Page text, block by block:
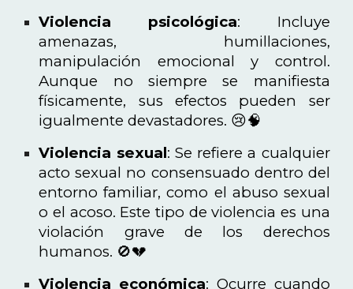
Violencia psicológica: Incluye
amenazas, humillaciones,
manipulación emocional y control.
Aunque no siempre se manifiesta
físicamente, sus efectos pueden ser
igualmente devastadores. 😢🧠
Violencia sexual: Se refiere a cualquier
acto sexual no consensuado dentro del
entorno familiar, como el abuso sexual
o el acoso. Este tipo de violencia es una
violación grave de los derechos
humanos. 🚫💔
Violencia económica: Ocurre cuando